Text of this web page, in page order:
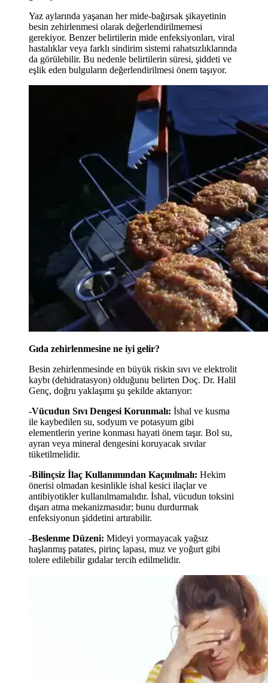
Yaz aylarında yaşanan her mide-bağırsak şikayetinin
besin zehirlenmesi olarak değerlendirilmemesi
gerekiyor. Benzer belirtilerin mide enfeksiyonları, viral
hastalıklar veya farklı sindirim sistemi rahatsızlıklarında
da görülebilir. Bu nedenle belirtilerin süresi, şiddeti ve
eşlik eden bulguların değerlendirilmesi önem taşıyor.
Gıda zehirlenmesine ne iyi gelir?
Besin zehirlenmesinde en büyük riskin sıvı ve elektrolit
kaybı (dehidratasyon) olduğunu belirten Doç. Dr. Halil
Genç, doğru yaklaşımı şu şekilde aktarıyor:
-Vücudun Sıvı Dengesi Korunmalı: İshal ve kusma
ile kaybedilen su, sodyum ve potasyum gibi
elementlerin yerine konması hayati önem taşır. Bol su,
ayran veya mineral dengesini koruyacak sıvılar
tüketilmelidir.
-Bilinçsiz İlaç Kullanımından Kaçınılmalı: Hekim
önerisi olmadan kesinlikle ishal kesici ilaçlar ve
antibiyotikler kullanılmamalıdır. İshal, vücudun toksini
dışarı atma mekanizmasıdır; bunu durdurmak
enfeksiyonun şiddetini artırabilir.
-Beslenme Düzeni: Mideyi yormayacak yağsız
haşlanmış patates, pirinç lapası, muz ve yoğurt gibi
tolere edilebilir gıdalar tercih edilmelidir.